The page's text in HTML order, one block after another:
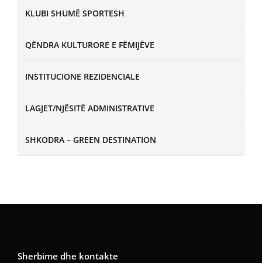
KLUBI SHUMË SPORTESH
QËNDRA KULTURORE E FËMIJËVE
INSTITUCIONE REZIDENCIALE
LAGJET/NJËSITË ADMINISTRATIVE
SHKODRA – GREEN DESTINATION
Sherbime dhe kontakte